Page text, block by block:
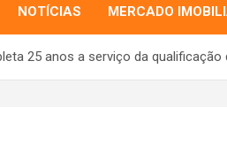
NOTÍCIAS MERCADO
25 anos a serviço da